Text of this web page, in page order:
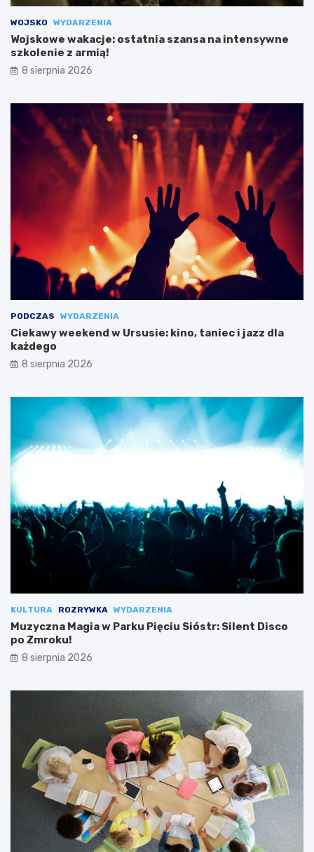
WOJSKO WYDARZENIA
Wojskowe wakacje: ostatnia szansa na intensywne
szkolenie z armią!
8 sierpnia 2026
PODCZAS WYDARZENIA
Ciekawy weekend w Ursusie: kino, taniec i jazz dla
każdego
8 sierpnia 2026
KULTURA ROZRYWKA WYDARZENIA
Muzyczna Magia w Parku Pięciu Sióstr: Silent Disco
po Zmroku!
8 sierpnia 2026